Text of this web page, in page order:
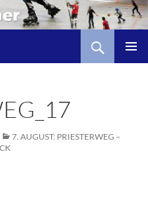
7. AUGUST: PRIESTERWEG –